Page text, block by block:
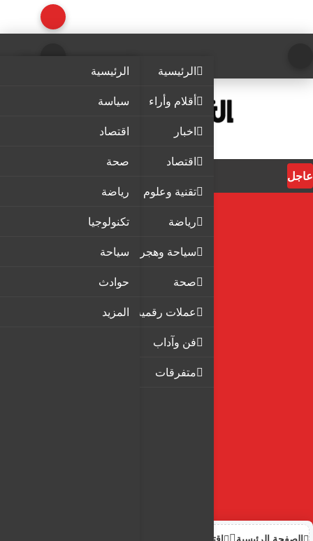
الرئيسية
أقلام وأراء
اخبار
اقتصاد
تقنية وعلوم
رياضة
سياحة وهجرة
صحة
عملات رقمية
فن وآداب
متفرقات
الرئيسية
سياسة
اقتصاد
صحة
رياضة
تكنولوجيا
سياحة
حوادث
المزيد
عاجل
الصفحة الرئيسية اقتصاد